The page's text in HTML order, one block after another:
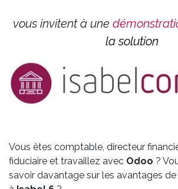
vous invitent à une
la solution
Vous êtes comptable, directeur
fiduciaire et travaillez avec Odoo ?
savoir davantage sur les avantages